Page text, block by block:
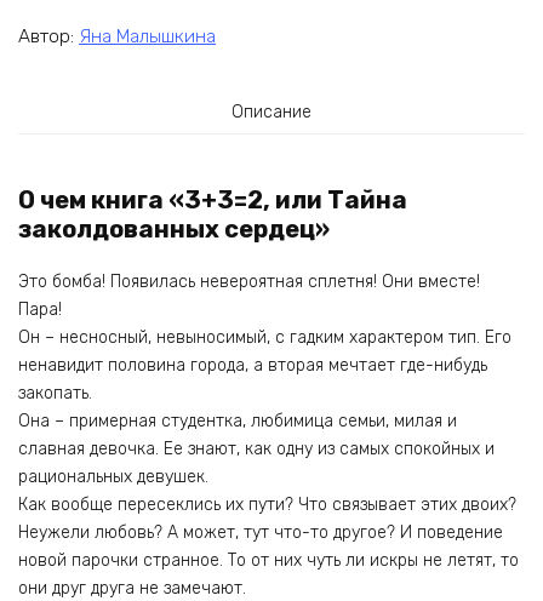
Автор: Яна Малышкина
Описание
О чем книга «3+3=2, или Тайна
заколдованных сердец»
Это бомба! Появилась невероятная сплетня! Они вместе!
Пара!
Он – несносный, невыносимый, с гадким характером тип. Его
ненавидит половина города, а вторая мечтает где-нибудь
закопать.
Она – примерная студентка, любимица семьи, милая и
славная девочка. Ее знают, как одну из самых спокойных и
рациональных девушек.
Как вообще пересеклись их пути? Что связывает этих двоих?
Неужели любовь? А может, тут что-то другое? И поведение
новой парочки странное. То от них чуть ли искры не летят, то
они друг друга не замечают.